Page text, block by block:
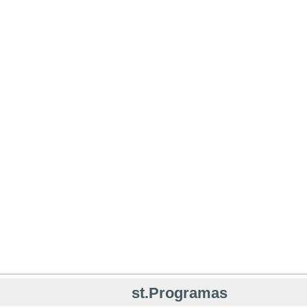
st.Programas